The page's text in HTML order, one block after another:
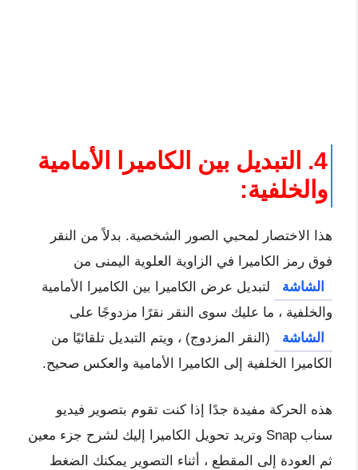
4. التبديل بين الكاميرا الأمامية
والخلفية:
هذا الاختصار لمحبي الصور الشخصية. بدلاً من النقر
فوق رمز الكاميرا في الزاوية العلوية اليمنى من
الشاشة
لتبديل عرض الكاميرا بين الكاميرا الأمامية
والخلفية ، ما عليك سوى النقر نقرًا مزدوجًا على
الشاشة
(النقر المزدوج) ، ويتم التبديل تلقائيًا من
الكاميرا الخلفية إلى الكاميرا الأمامية والعكس صحيح.
هذه الحركة مفيدة جدًا إذا كنت تقوم بتصوير فيديو
سناب Snap وتريد تحويل الكاميرا إليك لشرح جزء معين
ثم العودة إلى المقطع ، أثناء التصوير يمكنك الضغط